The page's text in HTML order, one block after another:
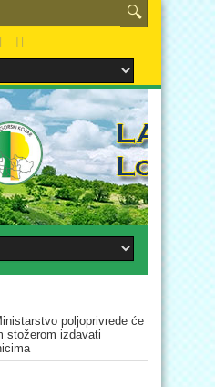
poljoprivrede će
stožerom izdavati